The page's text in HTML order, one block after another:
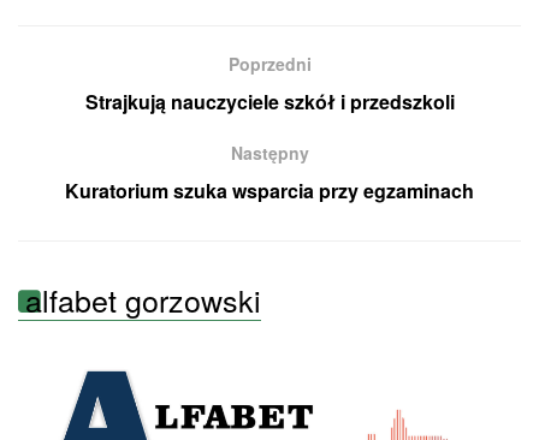
Poprzedni
Strajkują nauczyciele szkół i przedszkoli
Następny
Kuratorium szuka wsparcia przy egzaminach
alfabet gorzowski